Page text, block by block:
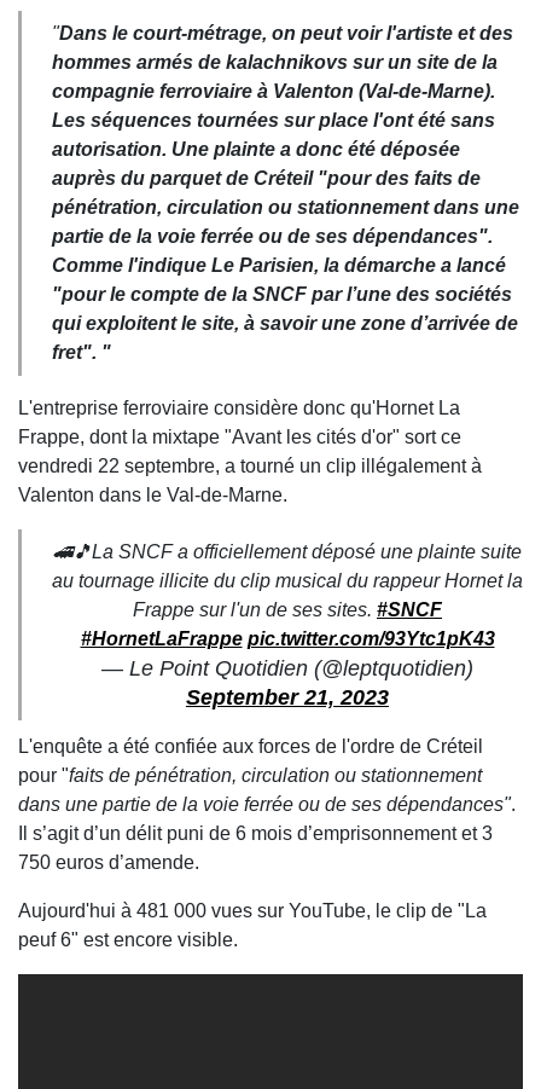
"Dans le court-métrage, on peut voir l'artiste et des
hommes armés de kalachnikovs sur un site de la
compagnie ferroviaire à Valenton (Val-de-Marne).
Les séquences tournées sur place l'ont été sans
autorisation. Une plainte a donc été déposée
auprès du parquet de Créteil "pour des faits de
pénétration, circulation ou stationnement dans une
partie de la voie ferrée ou de ses dépendances".
Comme l'indique Le Parisien, la démarche a lancé
"pour le compte de la SNCF par l’une des sociétés
qui exploitent le site, à savoir une zone d’arrivée de
fret". "
L'entreprise ferroviaire considère donc qu'Hornet La
Frappe, dont la mixtape "Avant les cités d'or" sort ce
vendredi 22 septembre, a tourné un clip illégalement à
Valenton dans le Val-de-Marne.
🚄🎵La SNCF a officiellement déposé une plainte suite
au tournage illicite du clip musical du rappeur Hornet la
Frappe sur l'un de ses sites. #SNCF
#HornetLaFrappe pic.twitter.com/93Ytc1pK43
— Le Point Quotidien (@leptquotidien)
September 21, 2023
L'enquête a été confiée aux forces de l'ordre de Créteil
pour "faits de pénétration, circulation ou stationnement
dans une partie de la voie ferrée ou de ses dépendances".
Il s’agit d’un délit puni de 6 mois d’emprisonnement et 3
750 euros d’amende.
Aujourd'hui à 481 000 vues sur YouTube, le clip de "La
peuf 6" est encore visible.